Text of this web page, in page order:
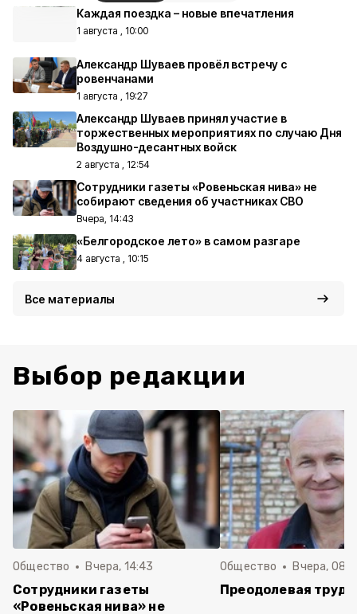
Каждая поездка – новые впечатления
1 августа , 10:00
Александр Шуваев провёл встречу с
ровенчанами
1 августа , 19:27
Александр Шуваев принял участие в
торжественных мероприятиях по случаю Дня
Воздушно-десантных войск
2 августа , 12:54
Сотрудники газеты «Ровеньская нива» не
собирают сведения об участниках СВО
Вчера, 14:43
«Белгородское лето» в самом разгаре
4 августа , 10:15
Все материалы
Выбор редакции
Общество Вчера, 14:43
Сотрудники газеты
«Ровеньская нива» не
Общество Вчера,
Преодолевая